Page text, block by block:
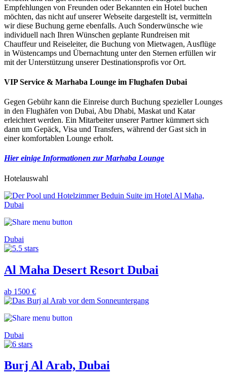
Empfehlungen von Freunden oder Bekannten ein Hotel buchen
möchten, das nicht auf unserer Webseite dargestellt ist, vermitteln
wir diese Buchung gerne ebenfalls. Auch Sonderwünsche wie
individuell nach Ihren Wünschen geplante Rundreisen mit
Chauffeur und Reiseleiter, die Buchung von Mietwagen, Ausflüge
in Wüstencamps und Übernachtung unter den Sternen erfüllen wir
mit der Unterstützung unserer Destinationsprofis vor Ort.
VIP Service & Marhaba Lounge im Flughafen Dubai
Gegen Gebühr kann die Einreise durch Buchung spezieller Lounges
in den Flughäfen von Dubai, Abu Dhabi, Maskat und Katar
erleichtert werden. Ein Mitarbeiter unserer Partner kümmert sich
dann um Gepäck, Visa und Transfers, während der Gast sich in
einer komfortablen Lounge erholt.
Hier einige Informationen zur Marhaba Lounge
Hotelauswahl
Dubai
Al Maha Desert Resort Dubai
ab 1500 €
Dubai
Burj Al Arab, Dubai